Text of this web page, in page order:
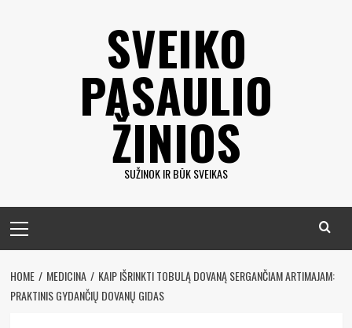
SVEIKO
PASAULIO
ŽINIOS
SUŽINOK IR BŪK SVEIKAS
meniu
HOME MEDICINA
KAIP IŠRINKTI TOBULĄ DOVANĄ SERGANČIAM ARTIMAJAM:
PRAKTINIS GYDANČIŲ DOVANŲ GIDAS